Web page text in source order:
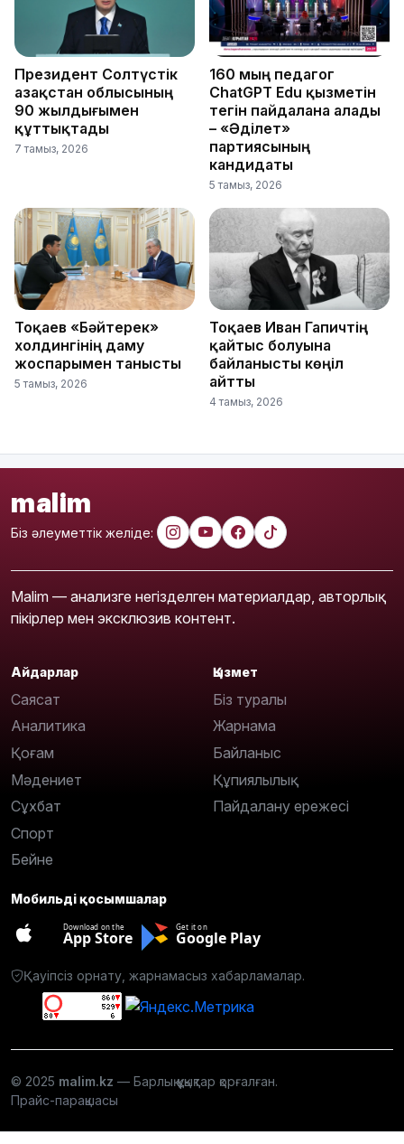
Президент Солтүстік
Қазақстан облысының
90 жылдығымен
құттықтады
7 тамыз, 2026
160 мың педагог
ChatGPT Edu қызметін
тегін пайдалана алады
– «Әділет»
партиясының
кандидаты
5 тамыз, 2026
Тоқаев «Бәйтерек»
холдингінің даму
жоспарымен танысты
5 тамыз, 2026
Тоқаев Иван Гапичтің
қайтыс болуына
байланысты көңіл
айтты
4 тамыз, 2026
malim
Біз әлеуметтік желіде:
Malim — анализге негізделген материалдар, авторлық
пікірлер мен эксклюзив контент.
Айдарлар
Саясат
Аналитика
Қоғам
Мәдениет
Сұхбат
Спорт
Бейне
Қызмет
Біз туралы
Жарнама
Байланыс
Құпиялылық
Пайдалану ережесі
Мобильді қосымшалар
Download on the
App Store
Get it on
Google Play
Қауіпсіз орнату, жарнамасыз хабарламалар.
© 2025 malim.kz — Барлық құқықтар қорғалған.
Прайс-парақшасы